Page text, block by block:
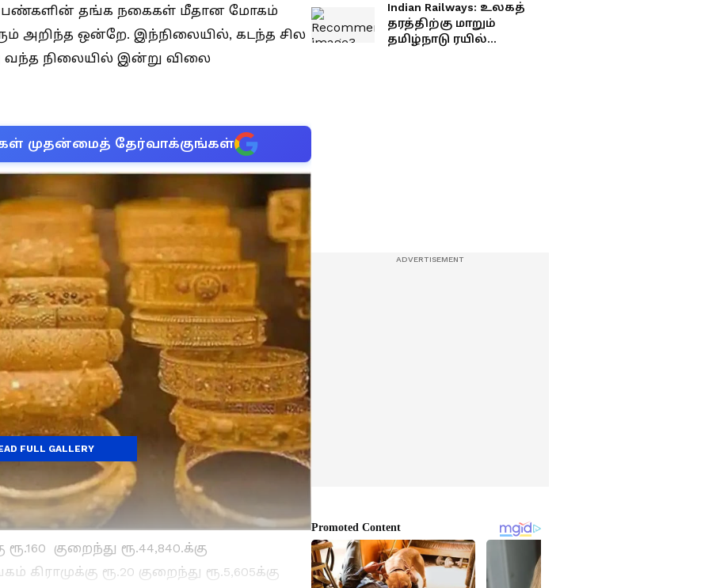
பெண்களின் தங்க நகைகள் மீதான மோகம்
அறிந்த ஒன்றே. இந்நிலையில், கடந்த சில
வந்த நிலையில் இன்று விலை
முதன்மைத் தேர்வாக்குங்கள்
குறைந்து ரூ.44,840.க்கு
ரூ.20 குறைந்து ரூ.5,605க்கு
FULL GALLERY
லட்சக்கணக்கில்
சம்பாதிக்கலாம்!
Indian Railways: உலகத்
தரத்திற்கு மாறும்
தமிழ்நாடு ரயில்